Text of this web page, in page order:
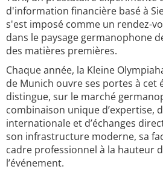
d'information financière basé à
s'est imposé comme un rendez-
dans le paysage germanophone
des matières premières.
Chaque année, la Kleine
de Munich ouvre ses portes à cet
distingue, sur le marché
combinaison unique d’expertise,
internationale et d’échanges
son infrastructure moderne, sa
cadre professionnel à la hauteur
l’événement.